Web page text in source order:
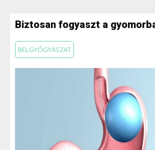
Biztosan fogyaszt a
BELGYÓGYÁSZAT